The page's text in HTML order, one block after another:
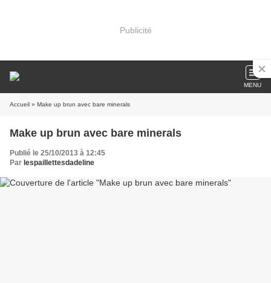
Publicité
MENU
Accueil » Make up brun avec bare minerals
Make up brun avec bare minerals
Publié le 25/10/2013 à 12:45
Par lespaillettesdadeline